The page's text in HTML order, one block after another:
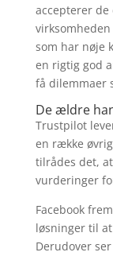
accepterer
som har nøje
en rigtig god
få dilemmaer
De ældre
Trustpilot
en række
tilrådes det,
vurderinger
Facebook
løsninger til
Derudover